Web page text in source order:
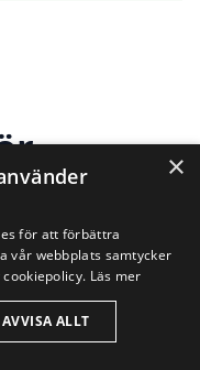
i andra
i
×
för att förbättra
vår webbplats samtycker
Läs mer
AVVISA ALLT